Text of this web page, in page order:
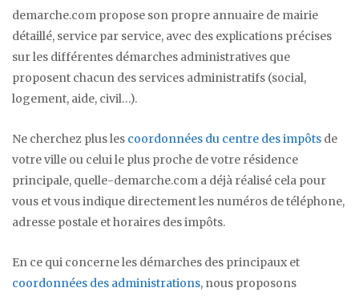
demarche.com propose son propre annuaire de mairie
détaillé, service par service, avec des explications précises
sur les différentes démarches administratives que
proposent chacun des services administratifs (social,
logement, aide, civil…).
Ne cherchez plus les coordonnées du centre des impôts de
votre ville ou celui le plus proche de votre résidence
principale, quelle-demarche.com a déjà réalisé cela pour
vous et vous indique directement les numéros de téléphone,
adresse postale et horaires des impôts.
En ce qui concerne les démarches des principaux et
coordonnées des administrations, nous proposons